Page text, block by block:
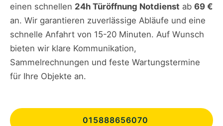
einen schnellen 24h Türöffnung Notdienst ab 69 €
an. Wir garantieren zuverlässige Abläufe und eine
schnelle Anfahrt von 15-20 Minuten. Auf Wunsch
bieten wir klare Kommunikation,
Sammelrechnungen und feste Wartungstermine
für Ihre Objekte an.
015888656070